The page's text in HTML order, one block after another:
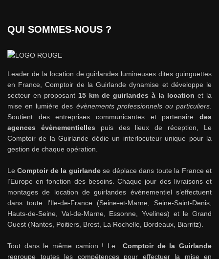
QUI SOMMES-NOUS ?
Leader de la location de guirlandes lumineuses dites guinguettes
en France, Comptoir de la Guirlande dynamise et développe le
secteur en proposant 15 km de guirlandes à la location et la
mise en lumière des évènements professionnels ou particuliers
Soutient des entreprises communicantes et partenaire des
agences évènementielles puis des lieux de réception, Le
Comptoir de la Guirlande dédie un interlocuteur unique pour la
gestion de chaque opération.
LeComptoir de la guirlandese déplace dans toute la France et
l’Europe en fonction des besoins. Chaque jour des livraisons et
montages de location de guirlandes événementiel s’effectuent
dans toute l’Ile-de-France (Seine-et-Marne, Seine-Saint-Denis,
Hauts-de-Seine, Val-de-Marne, Essonne, Yvelines) et le Grand
Ouest (Nantes, Poitiers, Brest, La Rochelle, Bordeaux, Biarritz).
Tout dans le même camion ! Le
Comptoir de la Guirlande
regroupe toutes les compétences pour effectuer la mise en